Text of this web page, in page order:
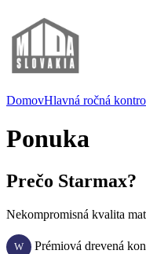
DomovHlavná ročná
Ponuka
Prečo Starmax?
Nekompromisná kvalita
W Prémiová drevená